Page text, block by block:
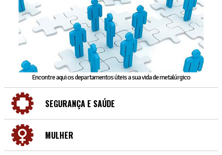
Encontre aqui os departamentos úteis a sua vida de metalúrgico
SEGURANÇA E SAÚDE
MULHER